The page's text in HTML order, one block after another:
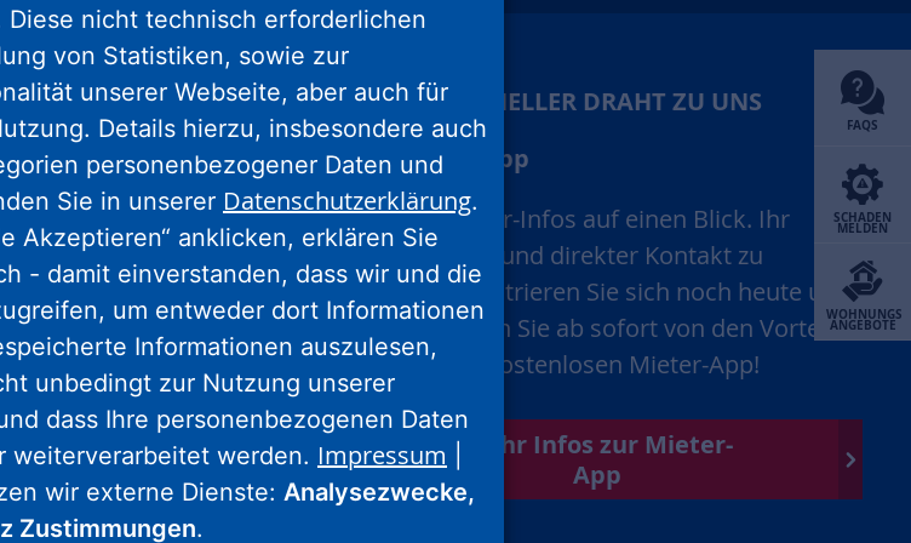
FAQS
SCHADEN
MELDEN
WOHNUNGS
ANGEBOTE
Heimstätte Wohnungs- und
mbH
47
am Main
0
Umbaumaßnahmen
Weitere Informationen.
und
Hessen mbH
IHR SCHNELLER DRAHT ZU UNS
Mieter-App
Alle Mieter-Infos auf einen Blick. Ihr
schneller und direkter Kontakt zu
uns. Registrieren Sie sich noch heute und
profitieren Sie ab sofort von den Vorteilen
unserer kostenlosen Mieter-App!
Mehr Infos zur Mieter-
App
Diese nicht technisch erforderlichen
von Statistiken, sowie zur
unserer Webseite, aber auch für
Details hierzu, insbesondere auch
personenbezogener Daten und
Sie in unserer Datenschutzerklärung.
Akzeptieren“ anklicken, erklären Sie
- damit einverstanden, dass wir und die
um entweder dort Informationen
Informationen auszulesen,
unbedingt zur Nutzung unserer
dass Ihre personenbezogenen Daten
weiterverarbeitet werden. Impressum
wir externe Dienste: Analysezwecke,
Zustimmungen.